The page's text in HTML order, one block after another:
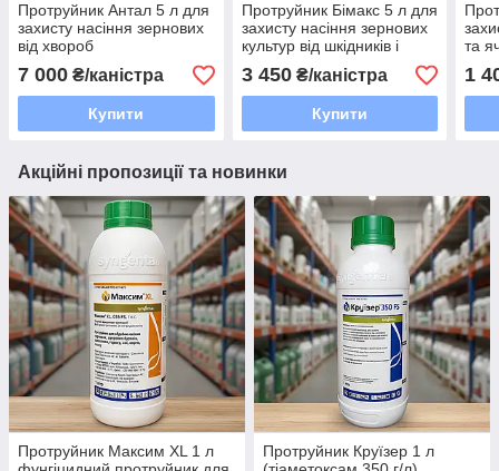
Протруйник Антал 5 л для
захисту насіння зернових
від хвороб
7 000 ₴/каністра
Купити
Протруйник Бімакс 5 л для
захисту насіння зернових
культур від шкідників і
хвороб
3 450₴/каністра
Купити
та
1
Акційні пропозиції та новинки
Протруйник Максим XL 1 л
Протруйник Круїзер 1 л